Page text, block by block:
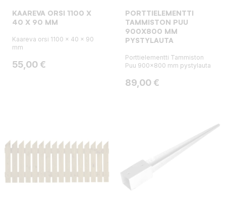
KAAREVA ORSI 1100 X
40 X 90 MM
Kaareva orsi 1100 x 40 x 90
mm
Hinta
55,00 €
PORTTIELEMENTTI
TAMMISTON PUU
900X800 MM
PYSTYLAUTA
Porttielementti Tammiston
Puu 900x800 mm pystylauta
Hinta
89,00 €